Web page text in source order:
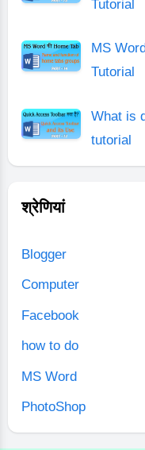
Tutorial
MS
Tutorial
What is
tutorial
श्रेणियां
Blogger
Computer
Facebook
how to do
MS Word
PhotoShop